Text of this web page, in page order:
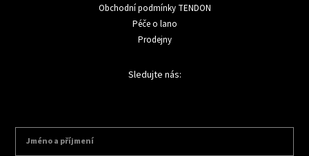
Obchodní podmínky TENDON
Péče o lano
Prodejny
Sledujte nás: